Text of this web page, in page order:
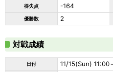
得失点 -164
優勝数 2
対戦成績
日付 11/15(Sun) 11:00